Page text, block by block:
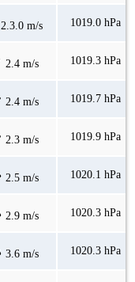
2.3.0 m/s 1019.0 hPa
2.4 m/s 1019.3 hPa
2.4 m/s 1019.7 hPa
2.3 m/s 1019.9 hPa
2.5 m/s 1020.1 hPa
2.9 m/s 1020.3 hPa
3.6 m/s 1020.3 hPa